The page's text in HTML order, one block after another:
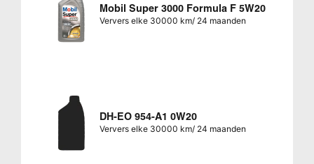
Mobil Super 3000 Formula F 5W20
Ververs elke 30000 km/ 24 maanden
DH-EO 954-A1 0W20
Ververs elke 30000 km/ 24 maanden